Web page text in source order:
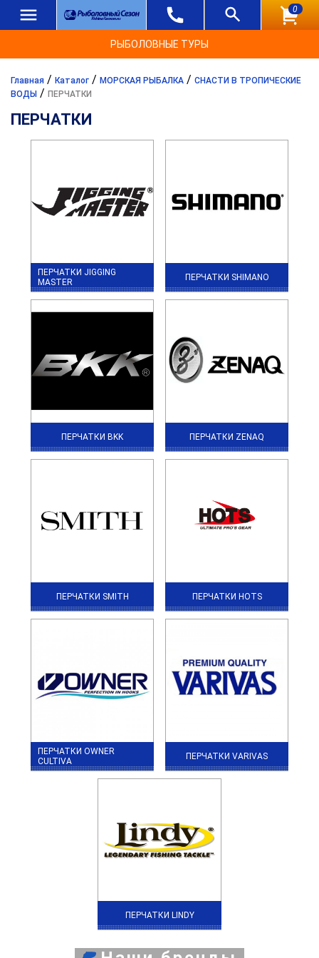
0
РЫБОЛОВНЫЕ ТУРЫ
Главная / Каталог / МОРСКАЯ РЫБАЛКА / СНАСТИ В ТРОПИЧЕСКИЕ
ВОДЫ / ПЕРЧАТКИ
ПЕРЧАТКИ
ПЕРЧАТКИ JIGGING
MASTER
ПЕРЧАТКИ SHIMANO
ПЕРЧАТКИ BKK ПЕРЧАТКИ ZENAQ
ПЕРЧАТКИ SMITH ПЕРЧАТКИ HOTS
ПЕРЧАТКИ OWNER
CULTIVA
ПЕРЧАТКИ VARIVAS
ПЕРЧАТКИ LINDY